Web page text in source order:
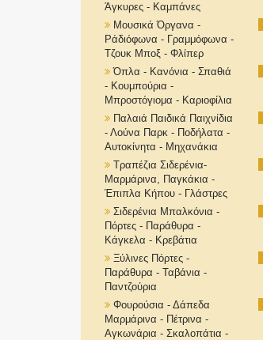
Άγκυρες - Καμπάνες
Μουσικά Όργανα -
Ράδιόφωνα - Γραμμόφωνα -
Τζουκ Μποξ - Φλίπερ
Όπλα - Κανόνια - Σπαθιά
- Κουμπούρια -
Μπροστόγιομα - Καριοφίλια
Παλαιά Παιδικά Παιχνίδια
- Λούνα Παρκ - Ποδήλατα -
Αυτοκίνητα - Μηχανάκια
Τραπέζια Σιδερένια-
Μαρμάρινα, Παγκάκια -
Έπιπλα Κήπου - Γλάστρες
Σιδερένια Μπαλκόνια -
Πόρτες - Παράθυρα -
Κάγκελα - Κρεβάτια
Ξύλινες Πόρτες -
Παράθυρα - Ταβάνια -
Παντζούρια
Φουρούσια - Δάπεδα
Μαρμάρινα - Πέτρινα -
Αγκωνάρια - Σκαλοπάτια -